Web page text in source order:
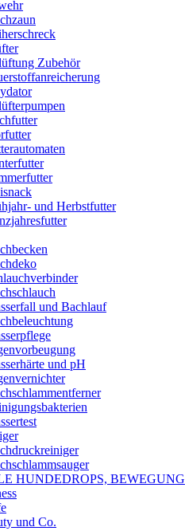
Zubehör
und Herbstfutter
und Bachlauf
und pH
HUNDEDROPS, BEWEGUNG
und Co.